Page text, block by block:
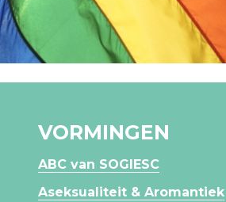
VORMINGEN
ABC van SOGIESC
Aseksualiteit & Aromantiek